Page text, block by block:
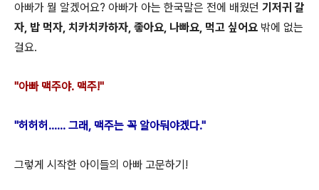
아빠가 뭘 알겠어요? 아빠가 아는 한국말은 전에 배웠던 기저귀 갈
자, 밥 먹자, 치카치카하자, 좋아요, 나빠요, 먹고 싶어요 밖에 없는
걸요.
"아빠 맥주야. 맥주!"
"허허허...... 그래, 맥주는 꼭 알아둬야겠다."
그렇게 시작한 아이들의 아빠 고문하기!